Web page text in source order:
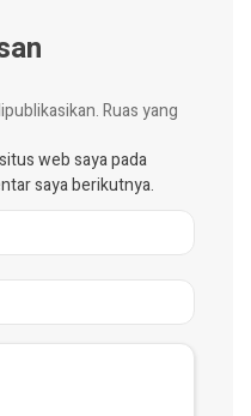
Ruas yang
web saya pada
saya berikutnya.